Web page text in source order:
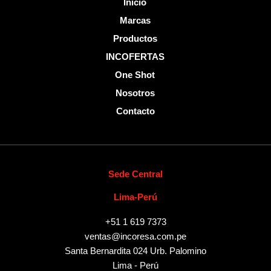
Inicio
Marcas
Productos
INCOFERTAS
One Shot
Nosotros
Contacto
Sede Central
Lima-Perú
+51 1 619 7373
ventas@incoresa.com.pe
Santa Bernardita 024 Urb. Palomino
Lima - Perú